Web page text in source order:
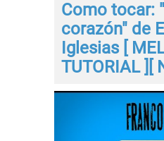
Como tocar:
corazón" de
Iglesias [
TUTORIAL ][